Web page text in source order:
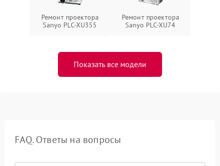
Ремонт проектора
Sanyo PLC-XU355
Ремонт проектора
Sanyo PLC-XU74
Показать все модели
FAQ. Ответы на вопросы